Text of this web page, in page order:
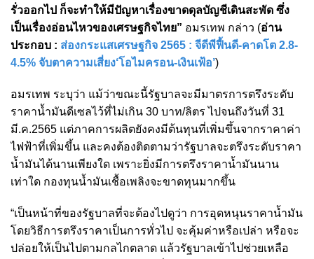
รั่วออกไป ก็จะทำให้มีปัญหาเรื่องขาดดุลบัญชีเดินสะพัด ซึ่ง
เป็นเรื่องอ่อนไหวของเศรษฐกิจไทย” อมรเทพ กล่าว (อ่าน
ประกอบ : ส่องกระแสเศรษฐกิจ 2565 : จีดีพีฟื้นดี-คาดโต 2.8-
4.5% จับตาความเสี่ยง‘โอไมครอน-เงินเฟ้อ’)
อมรเทพ ระบุว่า แม้ว่าขณะนี้รัฐบาลจะมีมาตรการตรึงระดับ
ราคาน้ำมันดีเซลไว้ที่ไม่เกิน 30 บาท/ลิตร ไปจนถึงวันที่ 31
มี.ค.2565 แต่ภาคการผลิตยังคงมีต้นทุนที่เพิ่มขึ้นจากราคาค่า
ไฟฟ้าที่เพิ่มขึ้น และคงต้องติดตามว่ารัฐบาลจะตรึงระดับราคา
น้ำมันได้นานเพียงใด เพราะยิ่งมีการตรึงราคาน้ำมันนาน
เท่าใด กองทุนน้ำมันเชื้อเพลิงจะขาดทุนมากขึ้น
“เป็นหน้าที่ของรัฐบาลที่จะต้องไปดูว่า การอุดหนุนราคาน้ำมัน
โดยวิธีการตรึงราคาเป็นการทั่วไป จะคุ้มค่าหรือเปล่า หรือจะ
ปล่อยให้เป็นไปตามกลไกตลาด แล้วรัฐบาลเข้าไปช่วยเหลือ